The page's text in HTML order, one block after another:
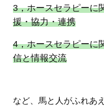
3，ホースセラピーに
援・協力・連携
4，ホースセラピーに
信と情報交流
など、馬と人がふれあ